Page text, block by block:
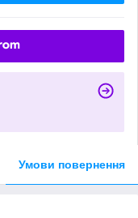
Умови повернення